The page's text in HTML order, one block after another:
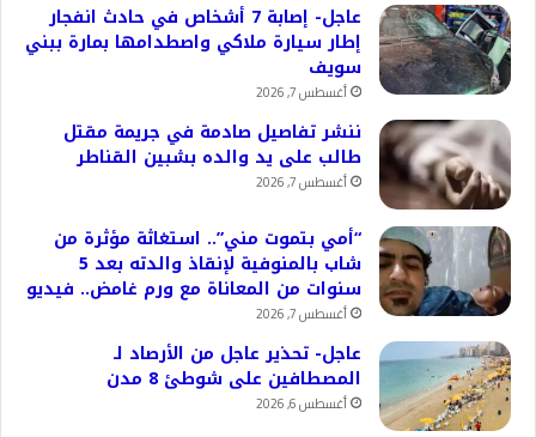
عاجل- إصابة 7 أشخاص في حادث انفجار
إطار سيارة ملاكي واصطدامها بمارة ببني
سويف
أغسطس 7, 2026
ننشر تفاصيل صادمة في جريمة مقتل
طالب على يد والده بشبين القناطر
أغسطس 7, 2026
“أمي بتموت مني”.. استغاثة مؤثرة من
شاب بالمنوفية لإنقاذ والدته بعد 5
سنوات من المعاناة مع ورم غامض.. فيديو
أغسطس 7, 2026
عاجل- تحذير عاجل من الأرصاد لـ
المصطافين على شوطئ 8 مدن
أغسطس 6, 2026